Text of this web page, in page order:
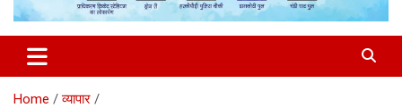
Home
व्यापार